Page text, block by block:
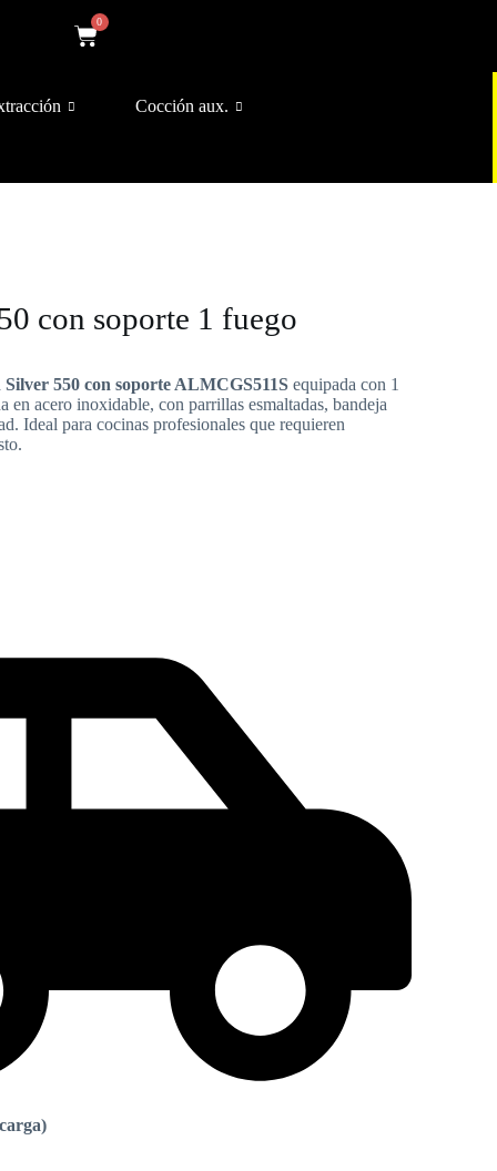
0
Cocción aux.
con soporte 1 fuego
550 con soporte ALMCGS511S equipada con 1
en acero inoxidable, con parrillas esmaltadas, bandeja
Ideal para cocinas profesionales que requieren